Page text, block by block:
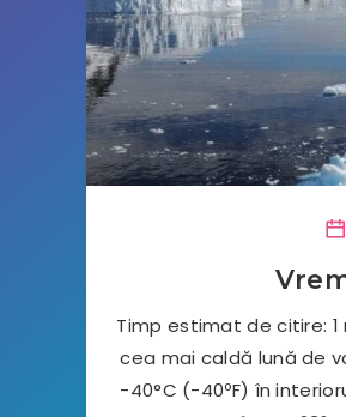
Timp estimat de citire:
cea mai caldă lună de
-40°C (-40ºF) în